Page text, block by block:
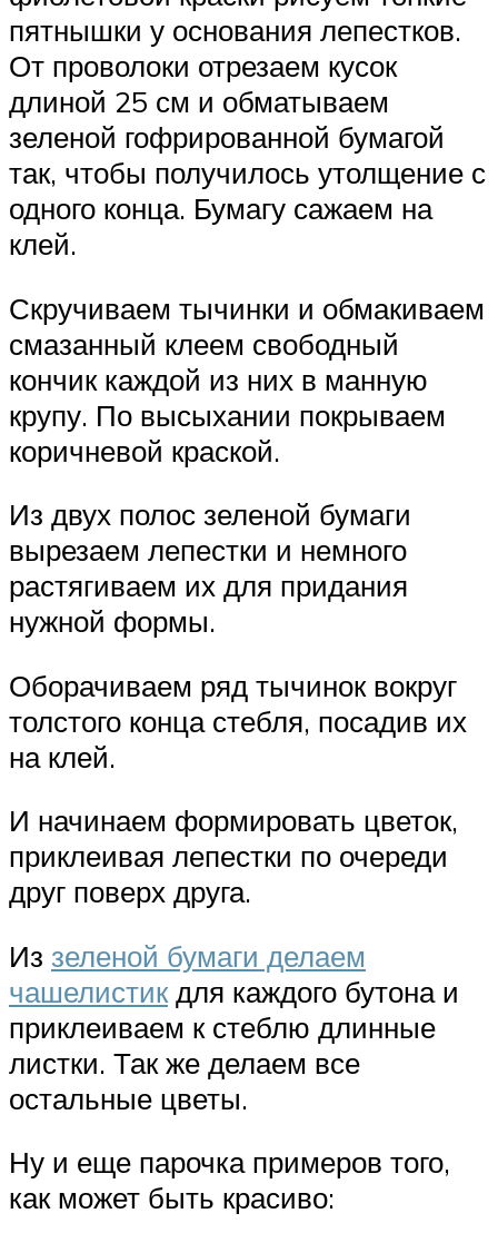
пятнышки у основания лепестков.
От проволоки отрезаем кусок
длиной 25 см и обматываем
зеленой гофрированной бумагой
так, чтобы получилось утолщение с
одного конца. Бумагу сажаем на
клей.
Скручиваем тычинки и обмакиваем
смазанный клеем свободный
кончик каждой из них в манную
крупу. По высыхании покрываем
коричневой краской.
Из двух полос зеленой бумаги
вырезаем лепестки и немного
растягиваем их для придания
нужной формы.
Оборачиваем ряд тычинок вокруг
толстого конца стебля, посадив их
на клей.
И начинаем формировать цветок,
приклеивая лепестки по очереди
друг поверх друга.
Из зеленой бумаги делаем
чашелистик для каждого бутона и
приклеиваем к стеблю длинные
листки. Так же делаем все
остальные цветы.
Ну и еще парочка примеров того,
как может быть красиво: